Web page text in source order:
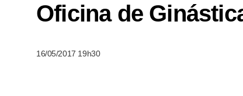
Oficina de
16/05/2017 19h30